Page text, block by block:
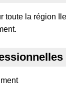
toute la région